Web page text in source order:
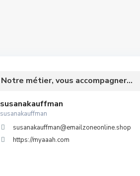
Notre métier, vous accompagner...
susanakauffman
susanakauffman
susanakauffman@emailzoneonline.shop
https://myaaah.com